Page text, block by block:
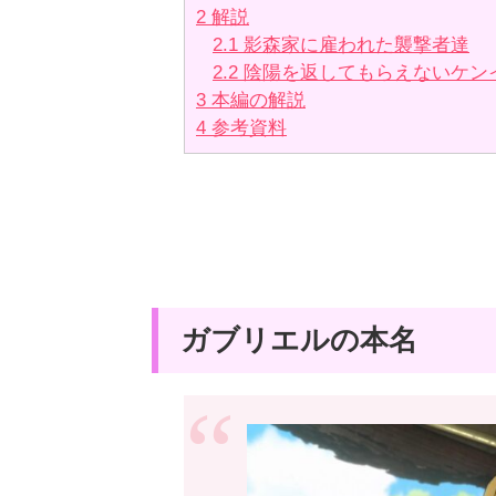
2 解説
2.1 影森家に雇われた襲撃者達
2.2 陰陽を返してもらえないケン
3 本編の解説
4 参考資料
ガブリエルの本名